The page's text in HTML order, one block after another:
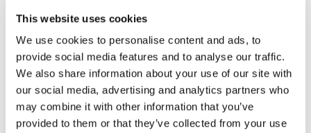
This website uses cookies
We use cookies to personalise content and ads, to
provide social media features and to analyse our traffic.
We also share information about your use of our site with
our social media, advertising and analytics partners who
may combine it with other information that you’ve
provided to them or that they’ve collected from your use
25